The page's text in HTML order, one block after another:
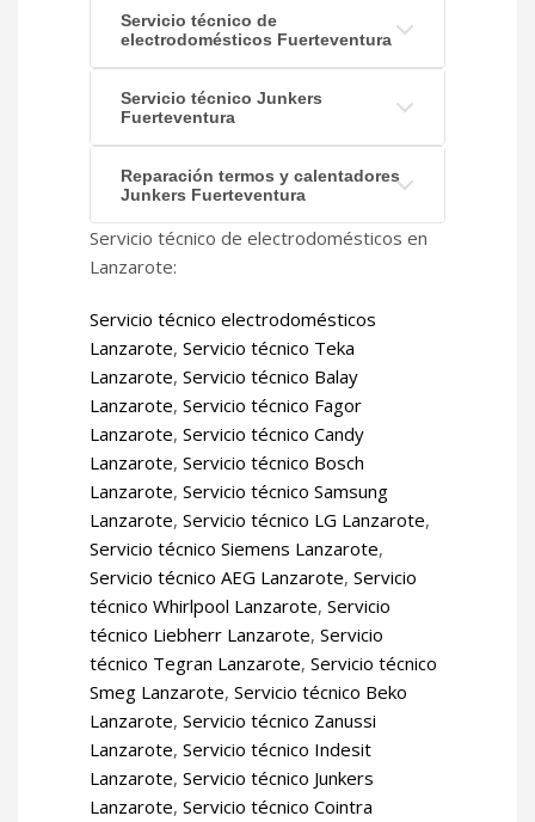
Servicio técnico de
electrodomésticos Fuerteventura
Servicio técnico Junkers
Fuerteventura
Reparación termos y calentadores
Junkers Fuerteventura
Servicio técnico de electrodomésticos en
Lanzarote:
Servicio técnico electrodomésticos
Lanzarote, Servicio técnico Teka
Lanzarote, Servicio técnico Balay
Lanzarote, Servicio técnico Fagor
Lanzarote, Servicio técnico Candy
Lanzarote, Servicio técnico Bosch
Lanzarote, Servicio técnico Samsung
Lanzarote, Servicio técnico LG Lanzarote,
Servicio técnico Siemens Lanzarote,
Servicio técnico AEG Lanzarote, Servicio
técnico Whirlpool Lanzarote, Servicio
técnico Liebherr Lanzarote, Servicio
técnico Tegran Lanzarote, Servicio técnico
Smeg Lanzarote, Servicio técnico Beko
Lanzarote, Servicio técnico Zanussi
Lanzarote, Servicio técnico Indesit
Lanzarote, Servicio técnico Junkers
Lanzarote, Servicio técnico Cointra